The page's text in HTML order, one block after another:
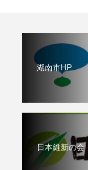
湖南市HP
日本維新の会